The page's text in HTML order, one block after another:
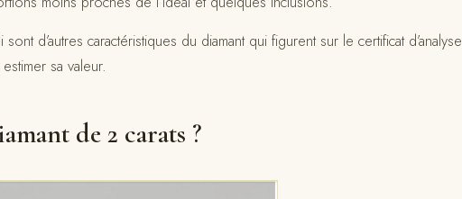
d’autres caractéristiques du diamant qui figurent sur le certificat d’analyse
sa valeur.
de 2 carats ?